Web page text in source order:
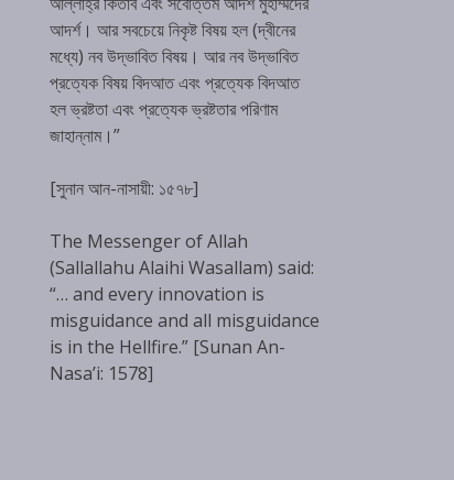
আদর্শ। আর সবচেয়ে নিকৃষ্ট বিষয় হল (দ্বীনের
মধ্যে) নব উদ্ভাবিত বিষয়। আর নব উদ্ভাবিত
প্রত্যেক বিষয় বিদআত এবং প্রত্যেক বিদআত
হল ভ্রষ্টতা এবং প্রত্যেক ভ্রষ্টতার পরিণাম
জাহান্নাম।”
[সুনান আন-নাসায়ী: ১৫৭৮]
The Messenger of Allah
(Sallallahu Alaihi Wasallam) said:
“… and every innovation is
misguidance and all misguidance
is in the Hellfire.” [Sunan An-
Nasa’i: 1578]